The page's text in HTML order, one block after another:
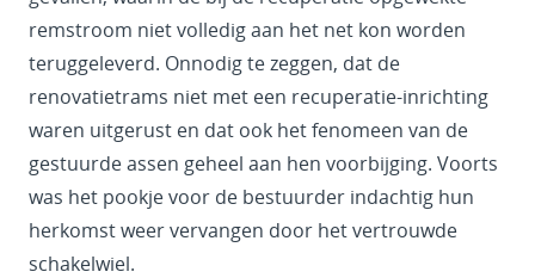
remstroom niet volledig aan het net kon worden
teruggeleverd. Onnodig te zeggen, dat de
renovatietrams niet met een recuperatie-inrichting
waren uitgerust en dat ook het fenomeen van de
gestuurde assen geheel aan hen voorbijging. Voorts
was het pookje voor de bestuurder indachtig hun
herkomst weer vervangen door het vertrouwde
schakelwiel.